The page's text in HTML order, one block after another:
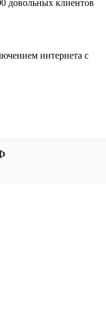
довольных клиентов
интернета с